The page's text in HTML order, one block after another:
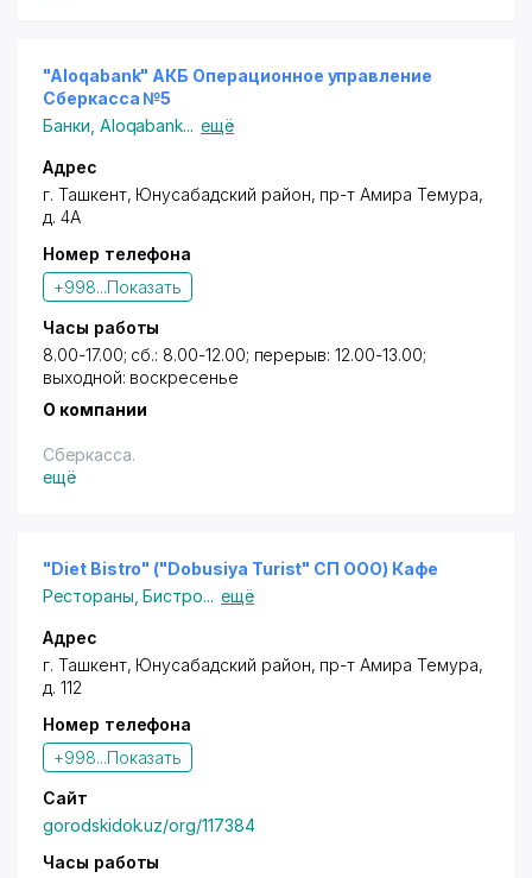
"Aloqabank" АКБ Операционное управление
Сберкасса №5
Банки Aloqabank... ещё
Адрес
г. Ташкент, Юнусабадский район, пр-т Амира Темура,
д. 4А
Номер телефона
+998...Показать
Часы работы
8.00-17.00; сб.: 8.00-12.00; перерыв: 12.00-13.00;
выходной: воскресенье
О компании
Сберкасса.
ещё
"Diet Bistro" ("Dobusiya Turist" СП ООО) Кафе
Рестораны ,Бистро... ещё
Адрес
г. Ташкент, Юнусабадский район, пр-т Амира Темура,
д. 112
Номер телефона
+998...Показать
Сайт
gorodskidok.uz/org/117384
Часы работы